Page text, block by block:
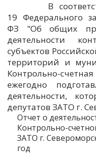
В
19 Федерального
ФЗ "Об общих
деятельности
субъектов
территорий и
Контрольно-
ежегодно
деятельности,
депутатов ЗАТО г.
Отчет о
Контрольно-
ЗАТО г.
год